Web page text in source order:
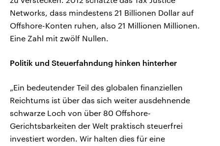
Networks, dass mindestens 21 Billionen Dollar auf
Offshore-Konten ruhen, also 21 Millionen Millionen.
Eine Zahl mit zwölf Nullen.
Politik und Steuerfahndung hinken hinterher
„Ein bedeutender Teil des globalen finanziellen
Reichtums ist über das sich weiter ausdehnende
schwarze Loch von über 80 Offshore-
Gerichtsbarkeiten der Welt praktisch steuerfrei
investiert worden. Wir halten dies für eine